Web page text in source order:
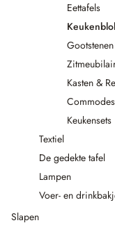
Eettafels
Gootstenen
Kasten &
Keukensets
Textiel
De gedekte tafel
Lampen
Voer- en
Slapen